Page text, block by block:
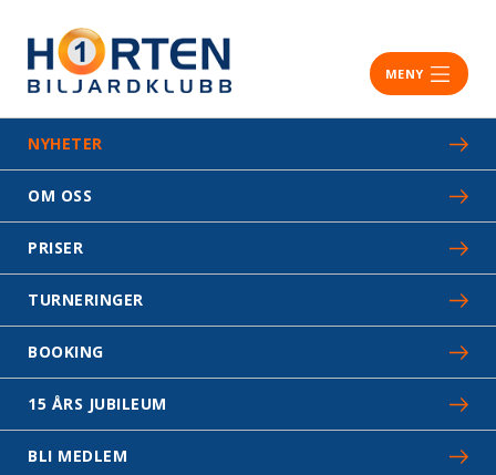
MENY
NYHETER
OM OSS
PRISER
TURNERINGER
BOOKING
15 ÅRS JUBILEUM
BLI MEDLEM